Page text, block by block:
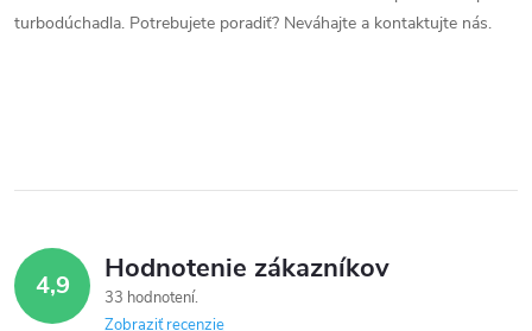
e
p
r
turbodúchadla. Potrebujete poradiť? Neváhajte a kontaktujte nás.
4,9 Hodnotenie zákazníkov
33 hodnotení
Zobraziť recenzie